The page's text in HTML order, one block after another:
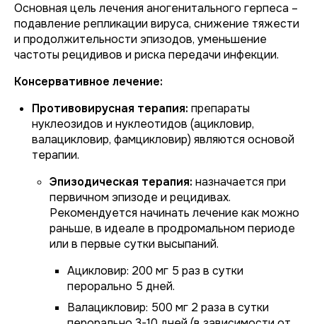
Основная цель лечения аногенитального герпеса –
подавление репликации вируса, снижение тяжести
и продолжительности эпизодов, уменьшение
частоты рецидивов и риска передачи инфекции.
Консервативное лечение:
Противовирусная терапия: препараты
нуклеозидов и нуклеотидов (ацикловир,
валацикловир, фамцикловир) являются основой
терапии.
Эпизодическая терапия: назначается при
первичном эпизоде и рецидивах.
Рекомендуется начинать лечение как можно
раньше, в идеале в продромальном периоде
или в первые сутки высыпаний.
Ацикловир: 200 мг 5 раз в сутки
перорально 5 дней.
Валацикловир: 500 мг 2 раза в сутки